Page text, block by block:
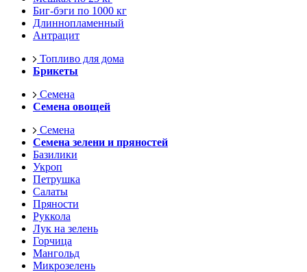
Биг-бэги по 1000 кг
Длиннопламенный
Антрацит
Топливо для дома
Брикеты
Семена
Семена овощей
Семена
Семена зелени и пряностей
Базилики
Укроп
Петрушка
Салаты
Пряности
Руккола
Лук на зелень
Горчица
Мангольд
Микрозелень